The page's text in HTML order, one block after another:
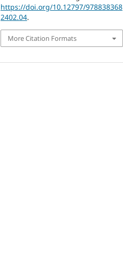
https://doi.org/10.12797/978838368
2402.04.
More Citation Formats